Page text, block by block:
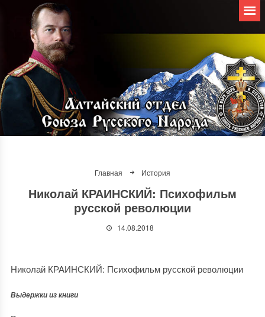
Главная История
Николай КРАИНСКИЙ: Психофильм
русской революции
14.08.2018
Николай КРАИНСКИЙ: Психофильм русской революции
Выдержки из книги